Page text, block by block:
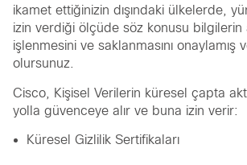
ikamet ettiğinizin dışındaki ülkelerde,
izin verdiği ölçüde söz konusu bilgilerin
işlenmesini ve saklanmasını onaylamış
olursunuz.
Cisco, Kişisel Verilerin küresel çapta
yolla güvenceye alır ve buna izin verir:
Küresel Gizlilik Sertifikaları